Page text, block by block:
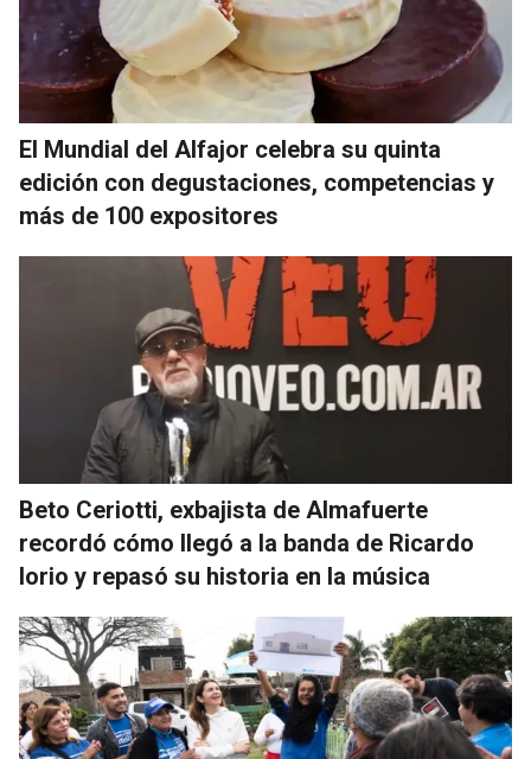
El Mundial del Alfajor celebra su quinta
edición con degustaciones, competencias y
más de 100 expositores
Beto Ceriotti, exbajista de Almafuerte
recordó cómo llegó a la banda de Ricardo
Iorio y repasó su historia en la música